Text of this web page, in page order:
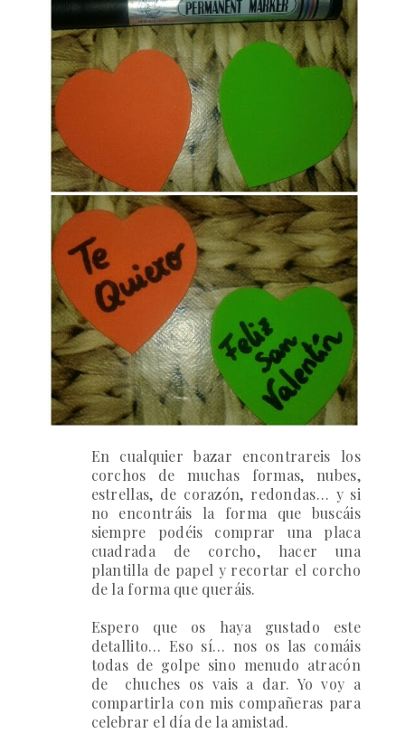
En cualquier bazar encontrareis los
corchos de muchas formas, nubes,
estrellas, de corazón, redondas… y si
no encontráis la forma que buscáis
siempre podéis comprar una placa
cuadrada de corcho, hacer una
plantilla de papel y recortar el corcho
de la forma que queráis.
Espero que os haya gustado este
detallito… Eso sí… nos os las comáis
todas de golpe sino menudo atracón
de chuches os vais a dar. Yo voy a
compartirla con mis compañeras para
celebrar el día de la amistad.